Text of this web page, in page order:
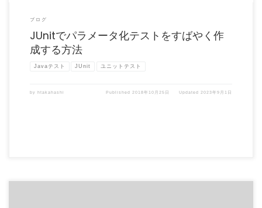
ブログ
JUnitでパラメータ化テストをすばやく作
成する方法
Javaテスト JUnit ユニットテスト
by htakahashi Published 2018年10月25日 Updated 2023年9月1日